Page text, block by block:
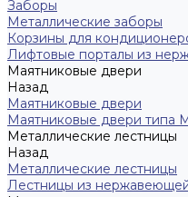
Заборы
Металлические заборы
Корзины для
Лифтовые порталы из
Маятниковые двери
Назад
Маятниковые двери
Маятниковые двери типа
Металлические лестницы
Назад
Металлические лестницы
Лестницы из